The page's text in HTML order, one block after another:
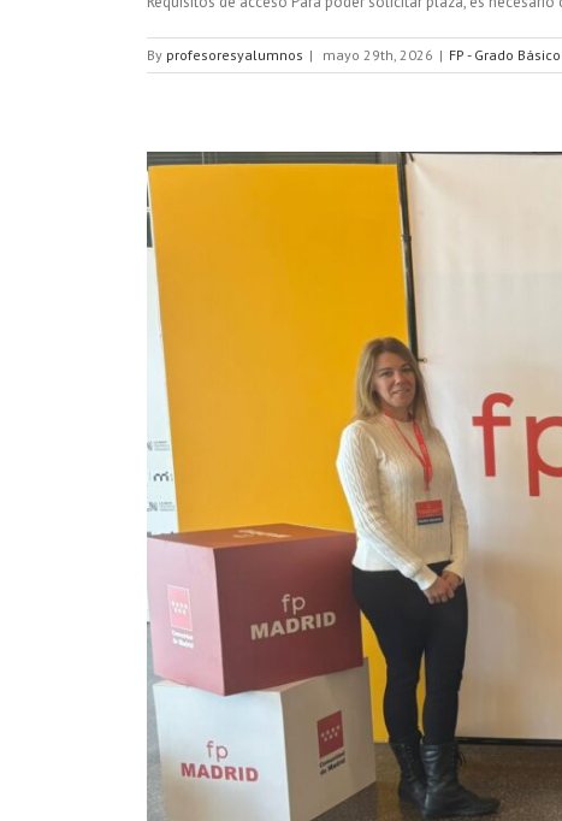
By profesoresyalumnos | mayo 29th, 2026 | FP - Grado Básico